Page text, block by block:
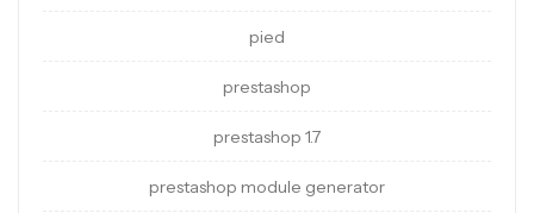
pied
prestashop
prestashop 1.7
prestashop module generator